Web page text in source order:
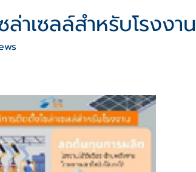
าเซลล์สำหรับโรงงาน